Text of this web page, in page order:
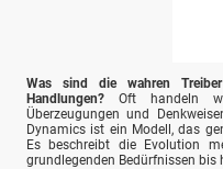
Was sind die wahren
Handlungen? Oft handeln
Überzeugungen und
Dynamics ist ein Modell, das
Es beschreibt die Evolution
grundlegenden Bedürfnissen